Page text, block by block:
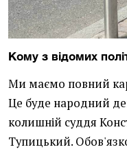
Кому з відомих
Ми маємо повний
Це буде народний
колишній суддя
Тупицький.